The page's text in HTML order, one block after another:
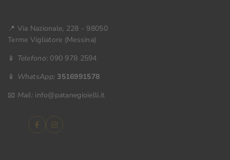
📍 Via Nazionale, 228 - 98050
Terme Vigliatore (Messina)
📱 Telefono: 090 978 2594
📱 WhatsApp: 3516991578
📧 Mail: info@patanegioielli.it
FacebookInstagram